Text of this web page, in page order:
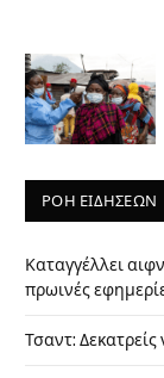
ΡΟΗ ΕΙΔΗΣΕΩΝ
Καταγγέλλει
πρωινές
Τσαντ: